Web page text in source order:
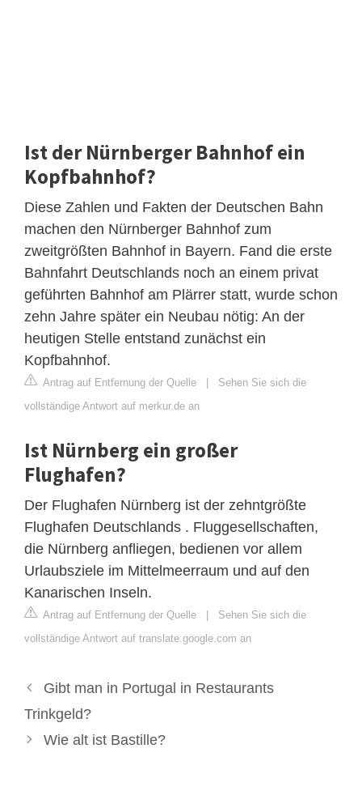
Ist der Nürnberger Bahnhof ein
Kopfbahnhof?
Diese Zahlen und Fakten der Deutschen Bahn
machen den Nürnberger Bahnhof zum
zweitgrößten Bahnhof in Bayern. Fand die erste
Bahnfahrt Deutschlands noch an einem privat
geführten Bahnhof am Plärrer statt, wurde schon
zehn Jahre später ein Neubau nötig: An der
heutigen Stelle entstand zunächst ein
Kopfbahnhof.
Antrag auf Entfernung der Quelle | Sehen Sie sich die
vollständige Antwort auf merkur.de an
Ist Nürnberg ein großer
Flughafen?
Der Flughafen Nürnberg ist der zehntgrößte
Flughafen Deutschlands . Fluggesellschaften,
die Nürnberg anfliegen, bedienen vor allem
Urlaubsziele im Mittelmeerraum und auf den
Kanarischen Inseln.
Antrag auf Entfernung der Quelle | Sehen Sie sich die
vollständige Antwort auf translate.google.com an
Gibt man in Portugal in Restaurants
Trinkgeld?
Wie alt ist Bastille?